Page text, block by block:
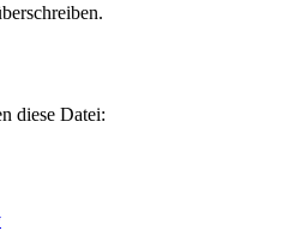
diese Datei: